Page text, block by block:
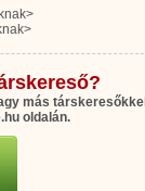
más társkeresőkkel
oldalán.